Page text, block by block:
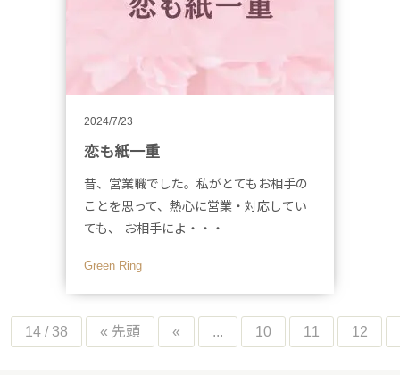
2024/7/23
恋も紙一重
昔、営業職でした。私がとてもお相手の
ことを思って、熱心に営業・対応してい
ても、 お相手によ・・・
Green Ring
14 / 38 « 先頭 « ... 10 11 12